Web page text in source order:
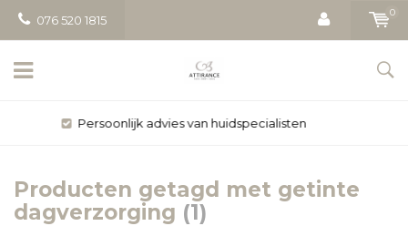
076 520 1815
0
Gratis bezorging vanaf € 50
Producten getagd met getinte
dagverzorging (1)